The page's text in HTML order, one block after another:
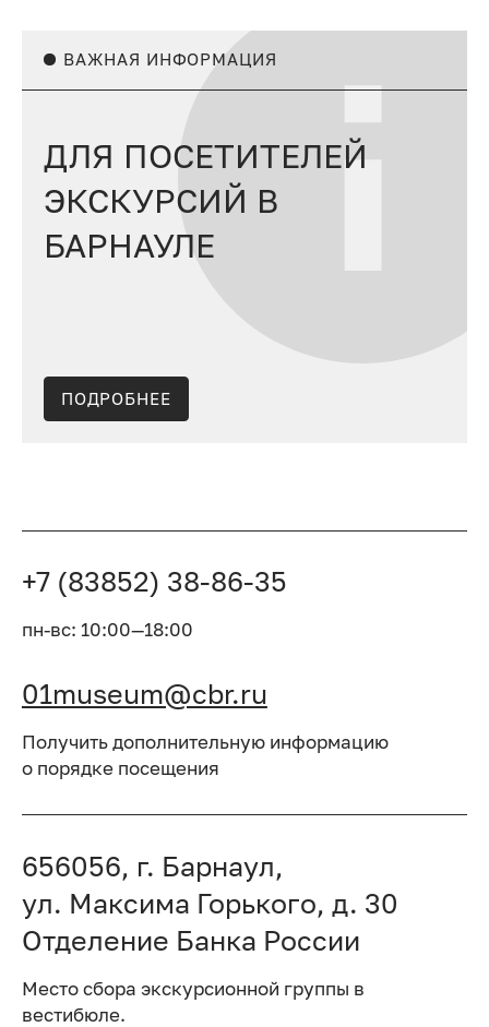
ВАЖНАЯ ИНФОРМАЦИЯ
ДЛЯ ПОСЕТИТЕЛЕЙ
ЭКСКУРСИЙ В
БАРНАУЛЕ
ПОДРОБНЕЕ
+7 (83852) 38-86-35
пн-вс: 10:00—18:00
01museum@cbr.ru
Получить дополнительную информацию
о порядке посещения
656056, г. Барнаул,
ул. Максима Горького, д. 30
Отделение Банка России
Место сбора экскурсионной группы в
вестибюле.